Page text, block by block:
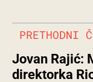
PRETHODNI
Jovan Rajić:
direktorka